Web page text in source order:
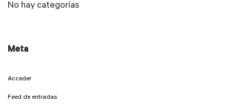
No hay categorías
Meta
Acceder
Feed de entradas